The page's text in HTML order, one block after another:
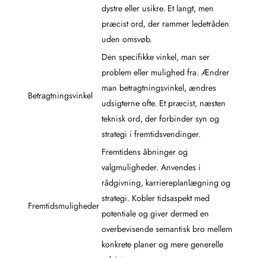
dystre eller usikre. Et langt, men
præcist ord, der rammer ledetråden
uden omsvøb.
Betragtningsvinkel
Den specifikke vinkel, man ser
problem eller mulighed fra. Ændrer
man betragtningsvinkel, ændres
udsigterne ofte. Et præcist, næsten
teknisk ord, der forbinder syn og
strategi i fremtidsvendinger.
Fremtidsmuligheder
Fremtidens åbninger og
valgmuligheder. Anvendes i
rådgivning, karriereplanlægning og
strategi. Kobler tidsaspekt med
potentiale og giver dermed en
overbevisende semantisk bro mellem
konkrete planer og mere generelle